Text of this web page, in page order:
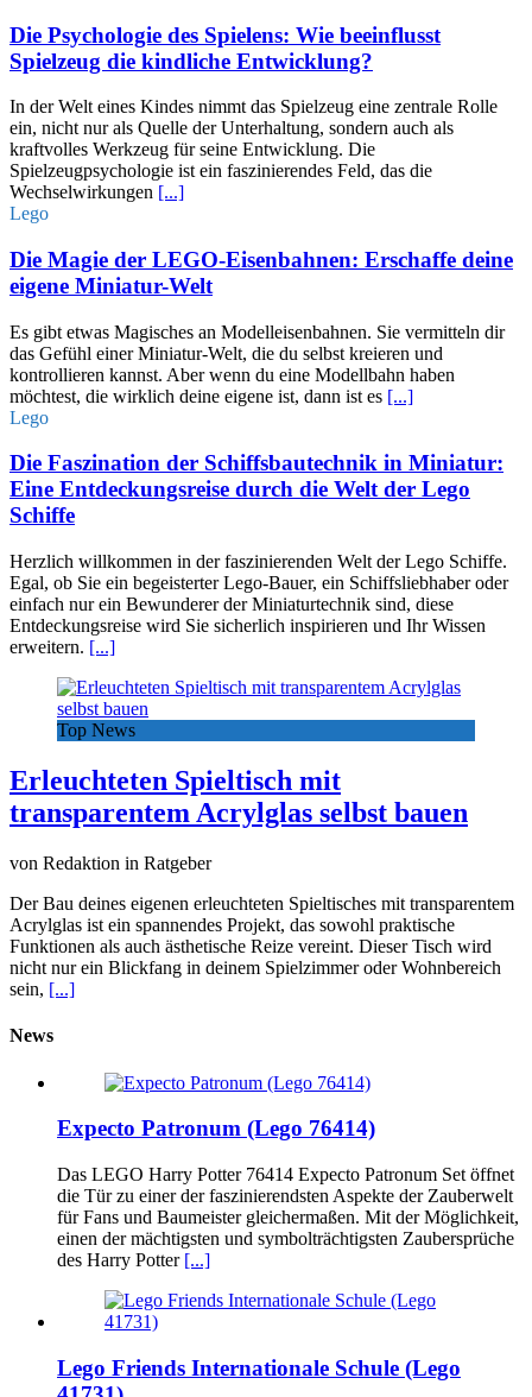
Die Psychologie des Spielens: Wie beeinflusst
Spielzeug die kindliche Entwicklung?
In der Welt eines Kindes nimmt das Spielzeug eine zentrale Rolle
ein, nicht nur als Quelle der Unterhaltung, sondern auch als
kraftvolles Werkzeug für seine Entwicklung. Die
Spielzeugpsychologie ist ein faszinierendes Feld, das die
Wechselwirkungen [...]
Lego
Die Magie der LEGO-Eisenbahnen: Erschaffe deine
eigene Miniatur-Welt
Es gibt etwas Magisches an Modelleisenbahnen. Sie vermitteln dir
das Gefühl einer Miniatur-Welt, die du selbst kreieren und
kontrollieren kannst. Aber wenn du eine Modellbahn haben
möchtest, die wirklich deine eigene ist, dann ist es [...]
Lego
Die Faszination der Schiffsbautechnik in Miniatur:
Eine Entdeckungsreise durch die Welt der Lego
Schiffe
Herzlich willkommen in der faszinierenden Welt der Lego Schiffe.
Egal, ob Sie ein begeisterter Lego-Bauer, ein Schiffsliebhaber oder
einfach nur ein Bewunderer der Miniaturtechnik sind, diese
Entdeckungsreise wird Sie sicherlich inspirieren und Ihr Wissen
erweitern. [...]
Top News
Erleuchteten Spieltisch mit
transparentem Acrylglas selbst bauen
von Redaktion in Ratgeber
Der Bau deines eigenen erleuchteten Spieltisches mit transparentem
Acrylglas ist ein spannendes Projekt, das sowohl praktische
Funktionen als auch ästhetische Reize vereint. Dieser Tisch wird
nicht nur ein Blickfang in deinem Spielzimmer oder Wohnbereich
sein, [...]
News
Expecto Patronum (Lego 76414)
Das LEGO Harry Potter 76414 Expecto Patronum Set öffnet
die Tür zu einer der faszinierendsten Aspekte der Zauberwelt
für Fans und Baumeister gleichermaßen. Mit der Möglichkeit,
einen der mächtigsten und symbolträchtigsten Zaubersprüche
des Harry Potter [...]
Lego Friends Internationale Schule (Lego